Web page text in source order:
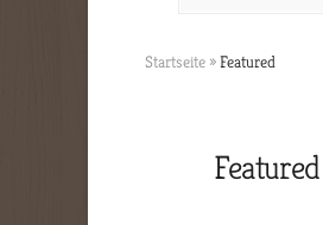
Startseite »Featured
Featured